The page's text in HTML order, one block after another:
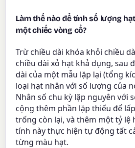
Làm thế nào để tính số lượng
một chiếc vòng cổ?
Trừ chiều dài khóa khỏi chiều
chiều dài xỏ hạt khả dụng, sau
dài của một mẫu lặp lại (tổng
loại hạt nhân với số lượng của
Nhân số chu kỳ lặp nguyên với
cộng thêm phần lặp thiếu để
trống còn lại, và thêm một tỷ lệ
tính này thực hiện tự động tất
từng màu hạt.